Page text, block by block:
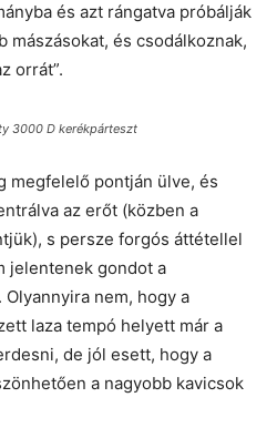
és azt rángatva próbálják
mászásokat, és csodálkoznak,
orrát”.
3000 D kerékpárteszt
megfelelő pontján ülve, és
az erőt (közben a
s persze forgós áttétellel
jelentenek gondot a
Olyannyira nem, hogy a
laza tempó helyett már a
de jól esett, hogy a
a nagyobb kavicsok